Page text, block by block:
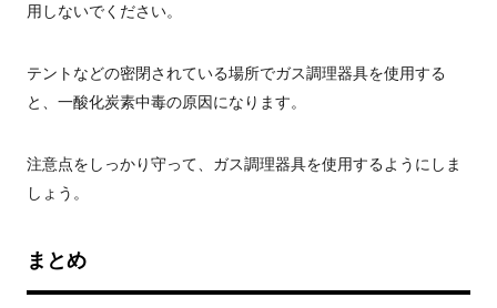
用しないでください。
テントなどの密閉されている場所でガス調理器具を使用する
と、一酸化炭素中毒の原因になります。
注意点をしっかり守って、ガス調理器具を使用するようにしま
しょう。
まとめ